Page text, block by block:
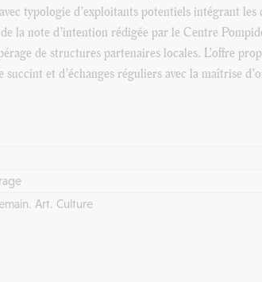
typologie d’exploitants potentiels intégrant les
la note d’intention rédigée par le Centre
de structures partenaires locales. L’offre
succint et d’échanges réguliers avec la maîtrise
Art. Culture